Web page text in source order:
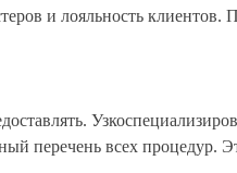
и лояльность
перечень всех процедур.